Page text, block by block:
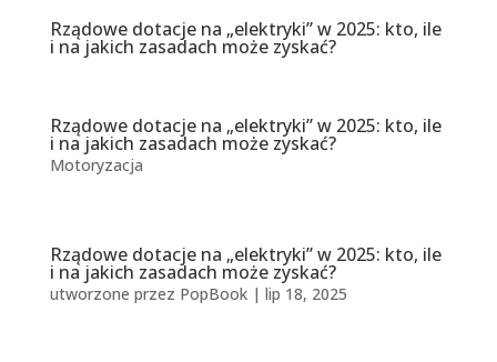
Rządowe dotacje na „elektryki” w 2025: kto, ile
i na jakich zasadach może zyskać?
Rządowe dotacje na „elektryki” w 2025: kto, ile
i na jakich zasadach może zyskać?
Motoryzacja
Rządowe dotacje na „elektryki” w 2025: kto, ile
i na jakich zasadach może zyskać?
utworzone przez PopBook| lip 18, 2025